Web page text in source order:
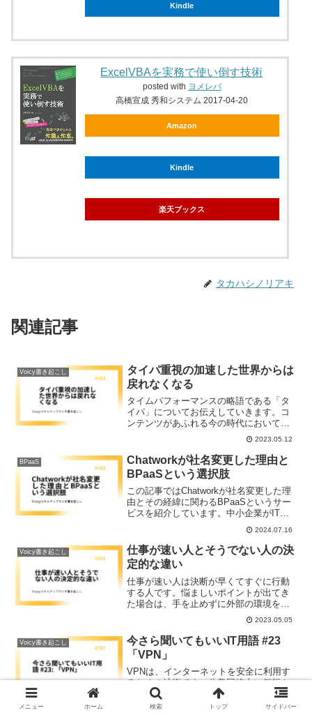
Kindle
ExcelVBAを実務で使い倒す技術
posted with ヨメレバ
高橋宣成 秀和システム 2017-04-20
Amazon
Kindle
楽天ブックス
タカハシノリアキ
関連記事
Voicy書き起こし
タイパ重視の加速した世界からは
戻れなくなる
タイムパフォーマンスの略語である「タ
イパ」についてお伝えしていきます。コ
ンテンツがあふれる今の時代においてタ
イパは非常に重要です。音声配信や動画
視聴などで1.5倍や2倍速で視聴している
方はたくさんいらっしゃるでしょう。加
速した世界を知るとそこからなかなか戻
れなくなる気がしています。
2023.05.12
BPaaS
Chatworkが社名変更した理由と
BPaaSという選択肢
この記事ではChatworkが社名変更した理
由とその経緯に関わるBPaaSというサー
ビスを紹介しています。中小企業がITと
向き合うためのヒントが得られるかもし
2024.07.16
Voicy書き起こし
仕事が速い人とそうでない人の決
定的な違い
仕事が速い人は決断が早くてすぐに行動
する人です。悩ましいポイントが出てき
た場合は、手を止めずに外部の環境を借
りることが有効です。意思決定と行動を
早くすることでフィードバックを受けて
成長し、経験を積むことができます。
2023.05.05
Voicy書き起こし
今さら聞いてもいいIT用語 #23
「VPN」
VPNは、インターネットを安全に利用す
るための技術です。公衆回線上に仮想ト
ンネルを作り、通信内容を保護します。
特にフリーWi-Fiや特定地域のコンテンツ
2024.07.09
メニュー ホーム 検索 トップ サイドバー